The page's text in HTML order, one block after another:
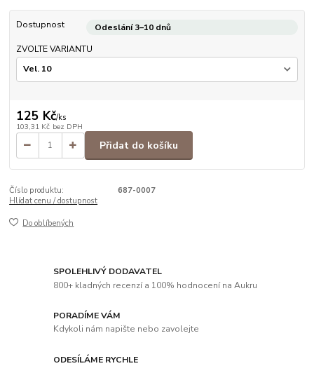
Dostupnost
Odeslání 3–10 dnů
ZVOLTE VARIANTU
125 Kč/ks
103,31 Kč bez DPH
Přidat do košíku
Číslo produktu:
687-0007
Hlídat cenu / dostupnost
Do oblíbených
SPOLEHLIVÝ DODAVATEL
800+ kladných recenzí a 100% hodnocení na Aukru
PORADÍME VÁM
Kdykoli nám napište nebo zavolejte
ODESÍLÁME RYCHLE